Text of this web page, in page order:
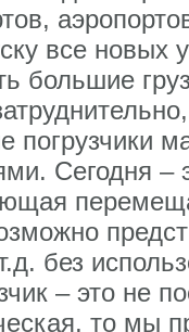
все новых
большие
погрузчики
Сегодня –
без
– это не
то мы